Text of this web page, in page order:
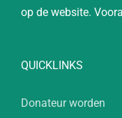
op de website.
QUICKLINKS
Donateur worden